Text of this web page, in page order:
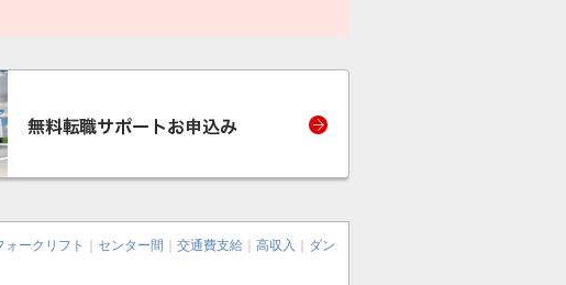
ォークリフト センター間 交通費支給 高収入
ダン